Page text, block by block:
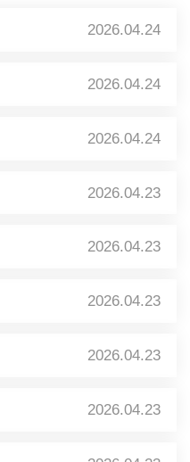
2026.04.24
2026.04.24
2026.04.24
2026.04.23
2026.04.23
2026.04.23
2026.04.23
2026.04.23